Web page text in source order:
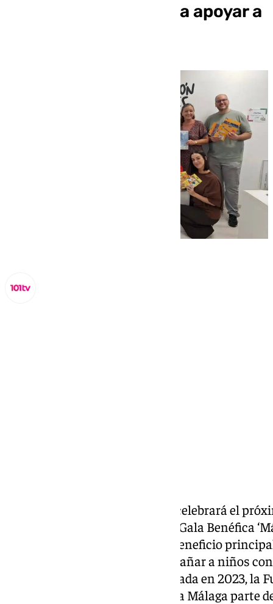
‘Málaga Solidaria’ para apoyar a
La Fundación Grupo Premium celebrará el
en La Fábrica del Soho la Gala Benéfica
que busca recaudar fondos en beneficio
organización dedicada a acompañar a niños
terminales y a sus familias. Creada en 2023,
con el compromiso de devolver a Málaga parte